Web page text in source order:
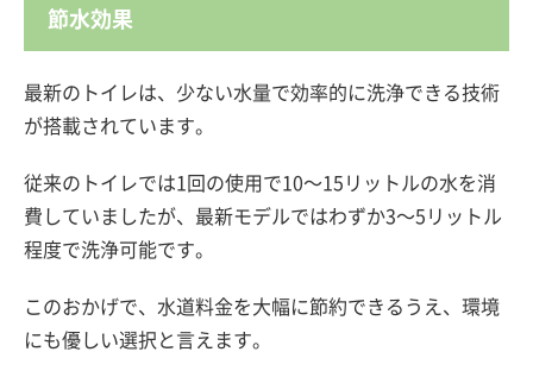
節水効果
最新のトイレは、少ない水量で効率的に洗浄できる技術
が搭載されています。
従来のトイレでは1回の使用で10～15リットルの水を消
費していましたが、最新モデルではわずか3～5リットル
程度で洗浄可能です。
このおかげで、水道料金を大幅に節約できるうえ、環境
にも優しい選択と言えます。